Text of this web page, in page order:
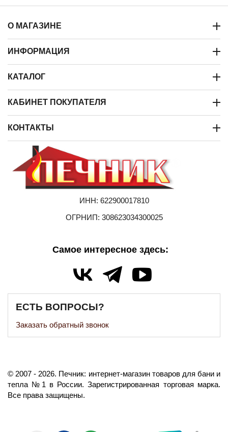
О МАГАЗИНЕ
ИНФОРМАЦИЯ
КАТАЛОГ
КАБИНЕТ ПОКУПАТЕЛЯ
КОНТАКТЫ
ИНН: 622900017810
ОГРНИП: 308623034300025
Самое интересное здесь:
ЕСТЬ ВОПРОСЫ?
Заказать обратный звонок
©️ 2007 - 2026. Печник: интернет-магазин товаров для бани и
тепла №1 в России. Зарегистрированная торговая марка.
Все права защищены.